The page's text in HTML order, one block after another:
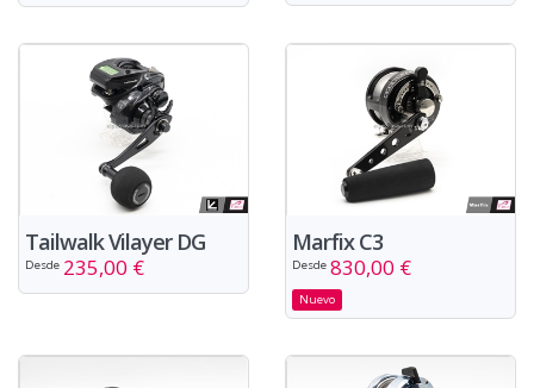
Tailwalk Vilayer DG
Desde 235,00 €
Marfix C3
Desde 830,00 €
Nuevo